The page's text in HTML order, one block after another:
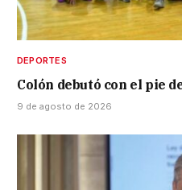
DEPORTES
Colón debutó con el pie
9 de agosto de 2026